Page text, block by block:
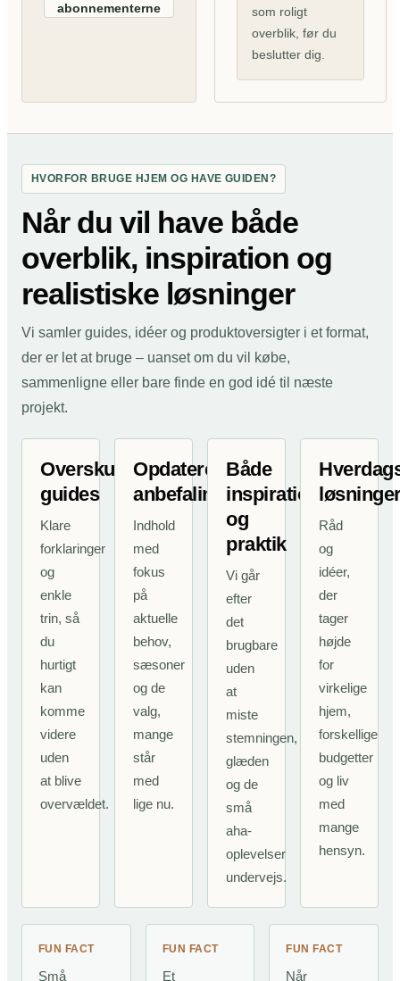
abonnementerne
som roligt
overblik, før du
beslutter dig.
HVORFOR BRUGE HJEM OG HAVE GUIDEN?
Når du vil have både
overblik, inspiration og
realistiske løsninger
Vi samler guides, idéer og produktoversigter i et format,
der er let at bruge – uanset om du vil købe,
sammenligne eller bare finde en god idé til næste
projekt.
Overskuelige
guides
Klare
forklaringer
og
enkle
trin, så
du
hurtigt
kan
komme
videre
uden
at blive
overvældet.
Opdaterede
anbefalinger
Indhold
med
fokus
på
aktuelle
behov,
sæsoner
og de
valg,
mange
står
med
lige nu.
Både
inspiration
og
praktik
Vi går
efter
det
brugbare
uden
at
miste
stemningen,
glæden
og de
små
aha-
oplevelser
undervejs.
Råd
og
idéer,
der
tager
højde
for
virkelige
hjem,
forskellige
budgetter
og liv
med
mange
hensyn.
FUN FACT
Små
FUN FACT
Et
FUN FACT
Når